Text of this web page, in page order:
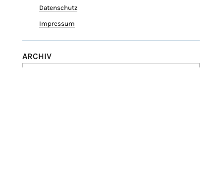
Datenschutz
Impressum
ARCHIV